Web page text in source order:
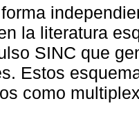
la literatura
SINC que
Estos
como